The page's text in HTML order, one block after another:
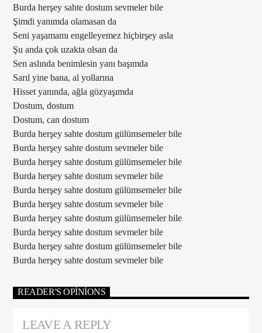
Burda herşey sahte dostum sevmeler bile
Şimdi yanımda olamasan da
Seni yaşamamı engelleyemez hiçbirşey asla
Şu anda çok uzakta olsan da
Sen aslında benimlesin yanı başımda
Sarıl yine bana, al yollarına
Hisset yanında, ağla gözyaşımda
Dostum, dostum
Dostum, can dostum
Burda herşey sahte dostum gülümsemeler bile
Burda herşey sahte dostum sevmeler bile
Burda herşey sahte dostum gülümsemeler bile
Burda herşey sahte dostum sevmeler bile
Burda herşey sahte dostum gülümsemeler bile
Burda herşey sahte dostum sevmeler bile
Burda herşey sahte dostum gülümsemeler bile
Burda herşey sahte dostum sevmeler bile
Burda herşey sahte dostum gülümsemeler bile
Burda herşey sahte dostum sevmeler bile
READER'S OPINIONS
LEAVE A REPLY